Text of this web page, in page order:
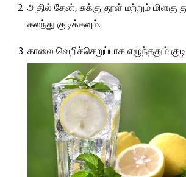
அதில் தேன், சுக்கு தூள் மற்றும் மிளகு
கலந்து குடிக்கவும்.
காலை வெறிச்செறுப்பாக எழுந்ததும்